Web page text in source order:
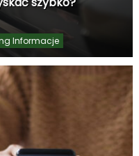
Informacje